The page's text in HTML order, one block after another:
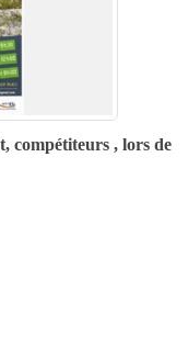
compétiteurs , lors de